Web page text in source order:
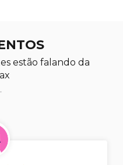
estão falando da